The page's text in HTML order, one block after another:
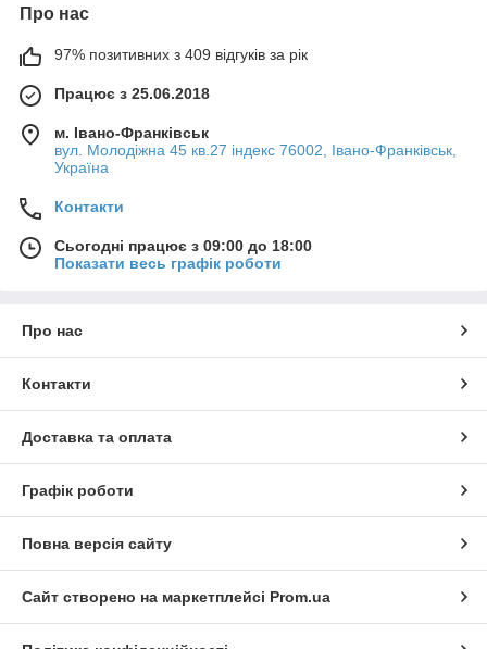
Про нас
97% позитивних з 409 відгуків за рік
Працює з 25.06.2018
м. Івано-Франківськ
вул. Молодіжна 45 кв.27 індекс 76002, Івано-Франківськ,
Україна
Контакти
Сьогодні працює з 09:00 до 18:00
Показати весь графік роботи
Про нас
Контакти
Доставка та оплата
Графік роботи
Повна версія сайту
Сайт створено на маркетплейсі Prom.ua